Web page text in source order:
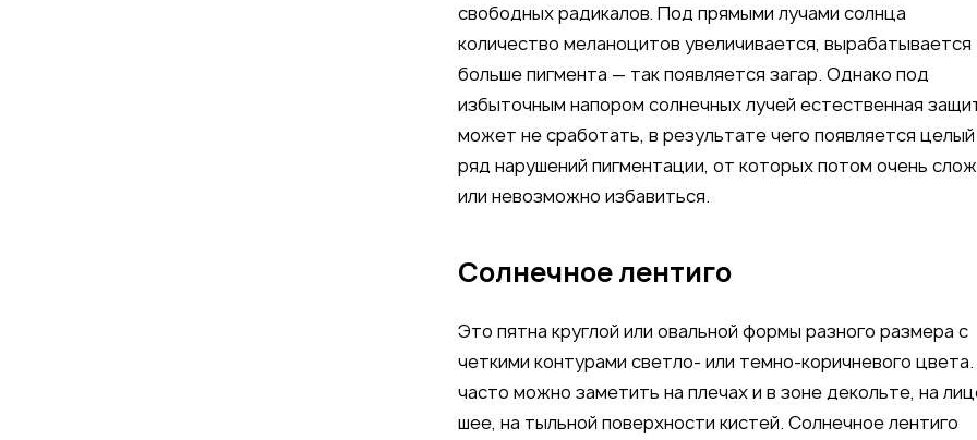
свободных радикалов. Под прямыми лучами солнца
количество меланоцитов увеличивается, вырабатывается
больше пигмента — так появляется загар. Однако под
избыточным напором солнечных лучей естественная
может не сработать, в результате чего появляется целый
ряд нарушений пигментации, от которых потом очень
или невозможно избавиться.
Солнечное лентиго
Это пятна круглой или овальной формы разного размера с
четкими контурами светло- или темно-коричневого
часто можно заметить на плечах и в зоне декольте, на
шее, на тыльной поверхности кистей. Солнечное лентиго